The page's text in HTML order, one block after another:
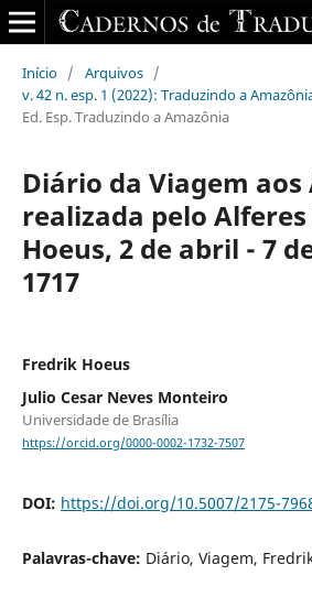
Início / Arquivos /
v. 42 n. esp. 1 (2022): Traduzindo a
Ed. Esp. Traduzindo a Amazônia
Diário da Viagem aos
realizada pelo
Hoeus, 2 de abril - 7
1717
Fredrik Hoeus
Julio Cesar Neves Monteiro
Universidade de Brasília
https://orcid.org/0000-0002-1732-7507
DOI: https://doi.org/10.5007/2175-
Palavras-chave: Diário, Viagem,